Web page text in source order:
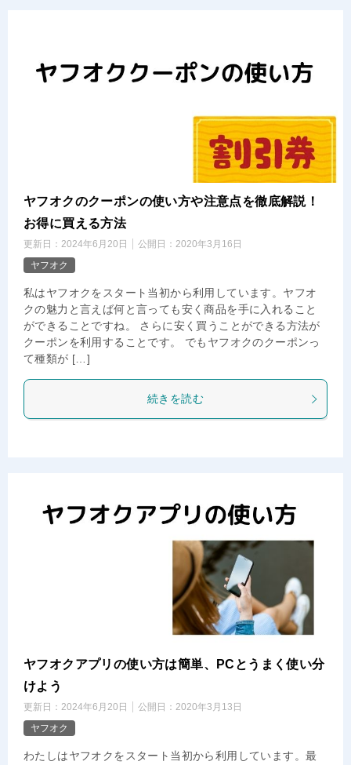
ヤフオクのクーポンの使い方や注意点を徹底解説！
お得に買える方法
更新日： 2024年6月20日 公開日： 2020年3月16日
ヤフオク
私はヤフオクをスタート当初から利用しています。ヤフオ
クの魅力と言えば何と言っても安く商品を手に入れること
ができることですね。 さらに安く買うことができる方法が
クーポンを利用することです。 でもヤフオクのクーポンっ
て種類が […]
続きを読む
ヤフオクアプリの使い方は簡単、PCとうまく使い分
けよう
更新日： 2024年6月20日 公開日： 2020年3月13日
ヤフオク
わたしはヤフオクをスタート当初から利用しています。最